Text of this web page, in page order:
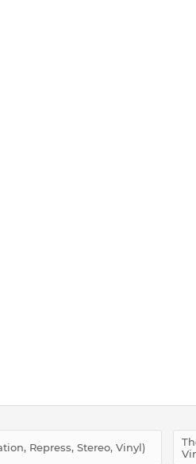
Repress, Stereo, Vinyl)